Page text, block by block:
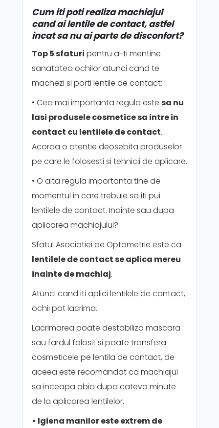
Cum iti poti realiza machiajul
cand ai lentile de contact, astfel
incat sa nu ai parte de disconfort?
Top 5 sfaturi pentru a-ti mentine
sanatatea ochilor atunci cand te
machezi si porti lentile de contact:
• Cea mai importanta regula este sa nu
lasi produsele cosmetice sa intre in
contact cu lentilele de contact.
Acorda o atentie deosebita produselor
pe care le folosesti si tehnicii de aplicare.
• O alta regula importanta tine de
momentul in care trebuie sa iti pui
lentilele de contact. Inainte sau dupa
aplicarea machiajului?
Sfatul Asociatiei de Optometrie este ca
lentilele de contact se aplica mereu
inainte de machiaj.
Atunci cand iti aplici lentilele de contact,
ochii pot lacrima.
Lacrimarea poate destabiliza mascara
sau fardul folosit si poate transfera
cosmeticele pe lentila de contact, de
aceea este recomandat ca machiajul
sa inceapa abia dupa cateva minute
de la aplicarea lentilelor.
• Igiena manilor este extrem de